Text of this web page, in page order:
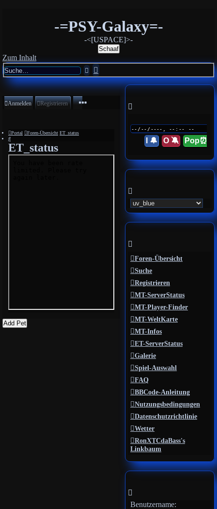
-=PSY-Galaxy=-
-<[USPACE]>-
Schaaf
Zum Inhalt
Suche
Suche
Anmelden Registrieren
Portal Foren-Übersicht ET_status
Suche
ET_status
Add Pet
I 🔔 O 🔕 Pop⏰
Foren-Übersicht
Suche
Registrieren
MT-ServerStatus
MT-Player-Finder
MT-WeltKarte
MT-Infos
ET-ServerStatus
Galerie
Spiel-Auswahl
FAQ
BBCode-Anleitung
Nutzungsbedingungen
Datenschutzrichtlinie
Wetter
RonXTCdaBass's
Linkbaum
Benutzername: